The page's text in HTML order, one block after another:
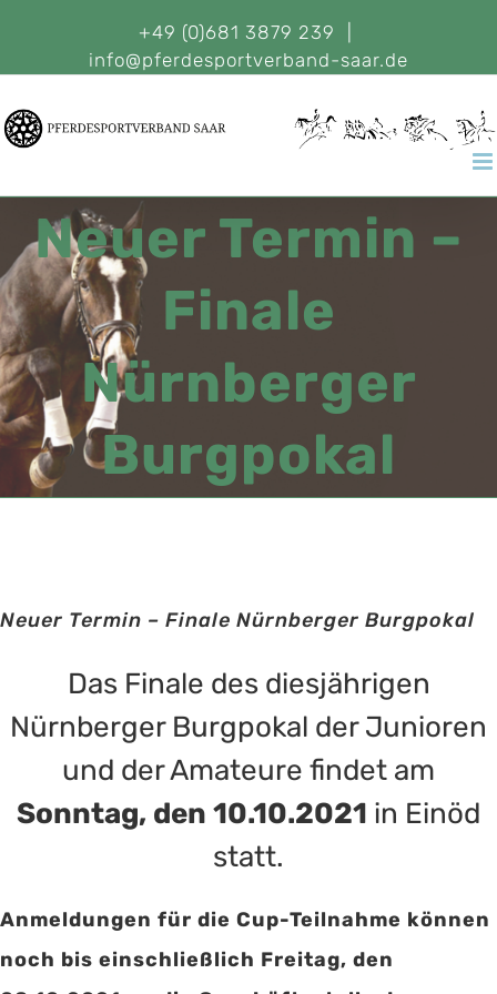
+49 (0)681 3879 239
info@pferdesportverband-saar.de
Neuer Termin –
Finale
Nürnberger
Burgpokal
Neuer Termin – Finale Nürnberger Burgpokal
Das Finale des diesjährigen
Nürnberger Burgpokal der Junioren
und der Amateure findet am
Sonntag, den 10.10.2021 in Einöd
statt.
Anmeldungen für die Cup-Teilnahme können
noch bis einschließlich Freitag, den